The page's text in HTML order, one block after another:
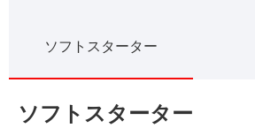
ソフトスターター
ソフトスターター